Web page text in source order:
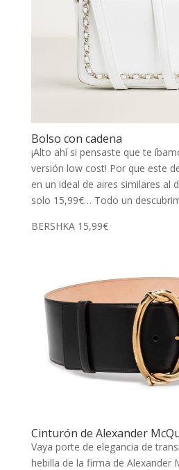
Bolso con cadena
¡Alto ahí si pensaste que te
versión low cost! Por que este
en un ideal de aires similares al
solo 15,99€… Todo un
BERSHKA 15,99€
Cinturón de Alexander
Vaya porte de elegancia de
hebilla de la firma de Alexander